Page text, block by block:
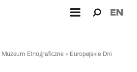
dla: EN
Muzeum Etnograficzne>Europejskie Dni